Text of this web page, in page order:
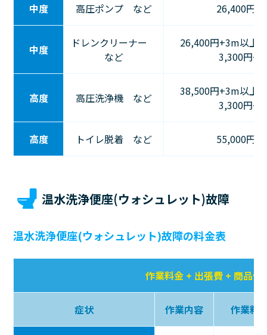
中度 高圧ポンプ など 26,400円〜
中度
ドレンクリーナー
など
26,400円+3m以上
3,300円～
高度 高圧洗浄機 など
38,500円+3m以上
3,300円～
高度 トイレ脱着 など 55,000円〜
温水洗浄便座(ウォシュレット)故障
温水洗浄便座(ウォシュレット)故障の料金表
作業料金 + 出張費 + 商品代
症状 作業内容 作業料